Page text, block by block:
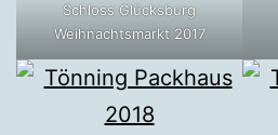
Schloss Glücksburg
Weihnachtsmarkt 2017